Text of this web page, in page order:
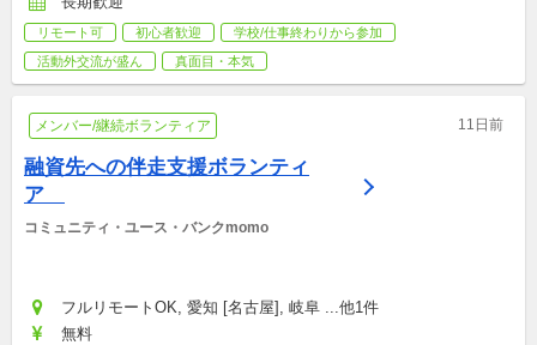
リモート可 初心者歓迎
学校/仕事終わりから参加
活動外交流が盛ん
真面目・本気
メンバー/継続ボランティア 11日前
融資先への伴走支援ボランティ
ア
コミュニティ・ユース・バンクmomo
フルリモートOK, 愛知 [名古屋], 岐阜 ...他1件
無料